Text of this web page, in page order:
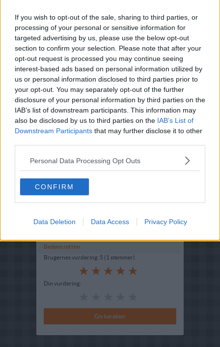
If you wish to opt-out of the sale, sharing to third parties, or
processing of your personal or sensitive information for
targeted advertising by us, please use the below opt-out
section to confirm your selection. Please note that after your
opt-out request is processed you may continue seeing
interest-based ads based on personal information utilized by
us or personal information disclosed to third parties prior to
your opt-out. You may separately opt-out of the further
disclosure of your personal information by third parties on the
IAB’s list of downstream participants. This information may
also be disclosed by us to third parties on the IAB’s List of
Downstream Participants that may further disclose it to other
Personal Data Processing Opt Outs
CONFIRM
Data Deletion Data Access Privacy Policy
Oprindelsesland :
Bedøm retten
Brugernes vurdering: 5 (1 stemmer)
Din vurdering: